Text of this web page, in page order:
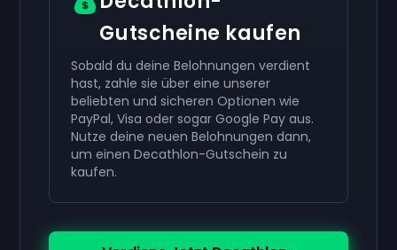
Gutscheine kaufen
Sobald du deine Belohnungen verdient
hast, zahle sie über eine unserer
beliebten und sicheren Optionen wie
PayPal, Visa oder sogar Google Pay aus.
Nutze deine neuen Belohnungen dann,
um einen Decathlon-Gutschein zu
kaufen.